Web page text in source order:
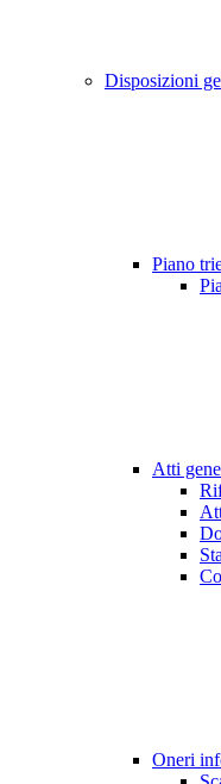
Disposizioni
Piano
Atti
Oneri